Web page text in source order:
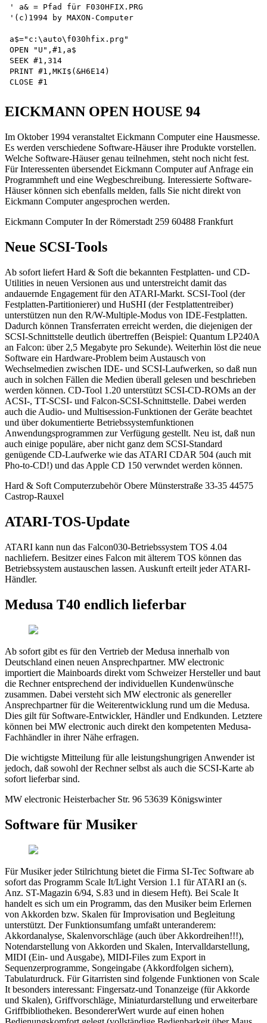
' a& = Pfad für F030HFIX.PRG
'(c)1994 by MAXON-Computer
a$="c:\auto\f030hfix.prg"
OPEN "U",#1,a$
SEEK #1,314
PRINT #1,MKI$(&H6E14)
EICKMANN OPEN HOUSE 94
Im Oktober 1994 veranstaltet Eickmann Computer eine Hausmesse.
Es werden verschiedene Software-Häuser ihre Produkte vorstellen.
Welche Software-Häuser genau teilnehmen, steht noch nicht fest.
Für Interessenten übersendet Eickmann Computer auf Anfrage ein
Programmheft und eine Wegbeschreibung. Interessierte Software-
Häuser können sich ebenfalls melden, falls Sie nicht direkt von
Eickmann Computer angesprochen werden.
Eickmann Computer In der Römerstadt 259 60488 Frankfurt
Neue SCSI-Tools
Ab sofort liefert Hard & Soft die bekannten Festplatten- und CD-
Utilities in neuen Versionen aus und unterstreicht damit das
andauernde Engagement für den ATARI-Markt. SCSI-Tool (der
Festplatten-Partitionierer) und HuSHI (der Festplattentreiber)
unterstützen nun den R/W-Multiple-Modus von IDE-Festplatten.
Dadurch können Transferraten erreicht werden, die diejenigen der
SCSI-Schnittstelle deutlich übertreffen (Beispiel: Quantum LP240A
an Falcon: über 2,5 Megabyte pro Sekunde). Weiterhin löst die neue
Software ein Hardware-Problem beim Austausch von
Wechselmedien zwischen IDE- und SCSI-Laufwerken, so daß nun
auch in solchen Fällen die Medien überall gelesen und beschrieben
werden können. CD-Tool 1.20 unterstützt SCSI-CD-ROMs an der
ACSI-, TT-SCSI- und Falcon-SCSI-Schnittstelle. Dabei werden
auch die Audio- und Multisession-Funktionen der Geräte beachtet
und über dokumentierte Betriebssystemfunktionen
Anwendungsprogrammen zur Verfügung gestellt. Neu ist, daß nun
auch einige populäre, aber nicht ganz dem SCSI-Standard
genügende CD-Laufwerke wie das ATARI CDAR 504 (auch mit
Pho-to-CD!) und das Apple CD 150 verwndet werden können.
Hard & Soft Computerzubehör Obere Münsterstraße 33-35 44575
Castrop-Rauxel
ATARI-TOS-Update
ATARI kann nun das Falcon030-Betriebssystem TOS 4.04
nachliefern. Besitzer eines Falcon mit älterem TOS können das
Betriebssystem austauschen lassen. Auskunft erteilt jeder ATARI-
Händler.
Medusa T40 endlich lieferbar
Ab sofort gibt es für den Vertrieb der Medusa innerhalb von
Deutschland einen neuen Ansprechpartner. MW electronic
importiert die Mainboards direkt vom Schweizer Hersteller und baut
die Rechner entsprechend der individuellen Kundenwünsche
zusammen. Dabei versteht sich MW electronic als genereller
Ansprechpartner für die Weiterentwicklung rund um die Medusa.
Dies gilt für Software-Entwickler, Händler und Endkunden. Letztere
können bei MW electronic auch direkt den kompetenten Medusa-
Fachhändler in ihrer Nähe erfragen.
Die wichtigste Mitteilung für alle leistungshungrigen Anwender ist
jedoch, daß sowohl der Rechner selbst als auch die SCSI-Karte ab
sofort lieferbar sind.
MW electronic Heisterbacher Str. 96 53639 Königswinter
Software für Musiker
Für Musiker jeder Stilrichtung bietet die Firma SI-Tec Software ab
sofort das Programm Scale It/Light Version 1.1 für ATARI an (s.
Anz. ST-Magazin 6/94, S.83 und in diesem Heft). Bei Scale It
handelt es sich um ein Programm, das den Musiker beim Erlernen
von Akkorden bzw. Skalen für Improvisation und Begleitung
unterstützt. Der Funktionsumfang umfaßt unteranderem:
Akkordanalyse, Skalenvorschläge (auch über Akkordreihen!!!),
Notendarstellung von Akkorden und Skalen, Intervalldarstellung,
MIDI (Ein- und Ausgabe), MIDI-Files zum Export in
Sequenzerprogramme, Songeingabe (Akkordfolgen sichern),
Tabulaturdruck. Für Gitarristen sind folgende Funktionen von Scale
It besonders interessant: Fingersatz-und Tonanzeige (für Akkorde
und Skalen), Griffvorschläge, Miniaturdarstellung und erweiterbare
Griffbibliotheken. BesondererWert wurde auf einen hohen